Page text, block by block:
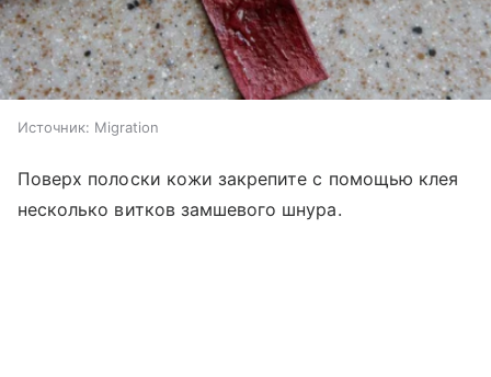
Источник: Migration
Поверх полоски кожи закрепите с помощью клея
несколько витков замшевого шнура.